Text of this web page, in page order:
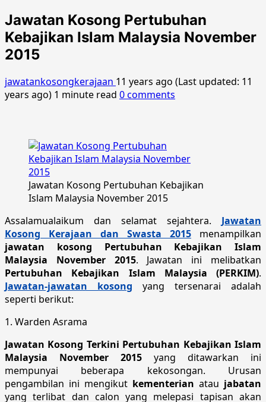
Jawatan Kosong Pertubuhan
Kebajikan Islam Malaysia November
2015
jawatankosongkerajaan 11 years ago (Last updated: 11
years ago) 1 minute read 0 comments
Jawatan Kosong Pertubuhan Kebajikan
Islam Malaysia November 2015
Assalamualaikum dan selamat sejahtera. Jawatan
Kosong Kerajaan dan Swasta 2015 menampilkan
jawatan kosong Pertubuhan Kebajikan Islam
Malaysia November 2015. Jawatan ini melibatkan
Pertubuhan Kebajikan Islam Malaysia (PERKIM).
Jawatan-jawatan kosong yang tersenarai adalah
seperti berikut:
1. Warden Asrama
Jawatan Kosong Terkini Pertubuhan Kebajikan Islam
Malaysia November 2015 yang ditawarkan ini
mempunyai beberapa kekosongan. Urusan
pengambilan ini mengikut kementerian atau jabatan
yang terlibat dan calon yang melepasi tapisan akan